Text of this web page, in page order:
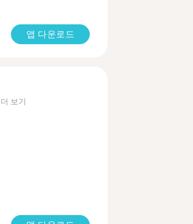
앱 다운로드
더 보기